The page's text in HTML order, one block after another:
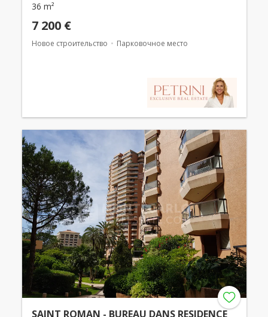
36 m²
7 200 €
Новое строительство Парковочное место
SAINT ROMAN - BUREAU DANS RESIDENCE